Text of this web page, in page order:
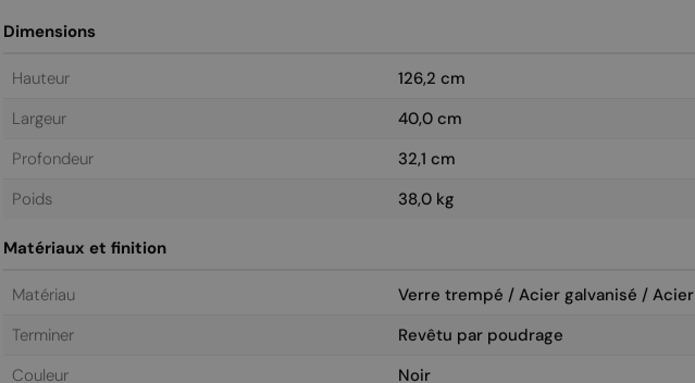
Dimensions
Hauteur
126,2 cm
Largeur
40,0 cm
Profondeur
32,1 cm
Poids
38,0 kg
Matériaux et finition
Matériau
Verre trempé / Acier galvanisé / Acier
Terminer
Revêtu par poudrage
Couleur
Noir